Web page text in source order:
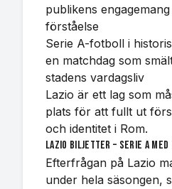
publikens
förståelse
Serie A-fotboll i
en matchdag som
stadens vardagsliv
Lazio är ett lag som
plats för att fullt ut
och identitet i Rom.
Lazio biljetter – Serie A
Efterfrågan på Lazio
under hela säsongen,